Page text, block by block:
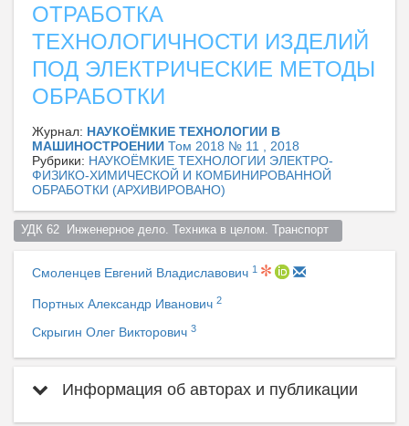
ОТРАБОТКА
ТЕХНОЛОГИЧНОСТИ ИЗДЕЛИЙ
ПОД ЭЛЕКТРИЧЕСКИЕ МЕТОДЫ
ОБРАБОТКИ
Журнал: НАУКОЁМКИЕ ТЕХНОЛОГИИ В
МАШИНОСТРОЕНИИ Том 2018 № 11 , 2018
Рубрики: НАУКОЁМКИЕ ТЕХНОЛОГИИ ЭЛЕКТРО-
ФИЗИКО-ХИМИЧЕСКОЙ И КОМБИНИРОВАННОЙ
ОБРАБОТКИ (АРХИВИРОВАНО)
УДК 62  Инженерное дело. Техника в целом. Транспорт
Смоленцев Евгений Владиславович 1
Портных Александр Иванович 2
Скрыгин Олег Викторович 3
Информация об авторах и публикации